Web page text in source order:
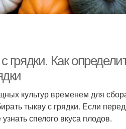
грядки. Как
культур временем для
тыкву с грядки. Если
спелого вкуса плодов.